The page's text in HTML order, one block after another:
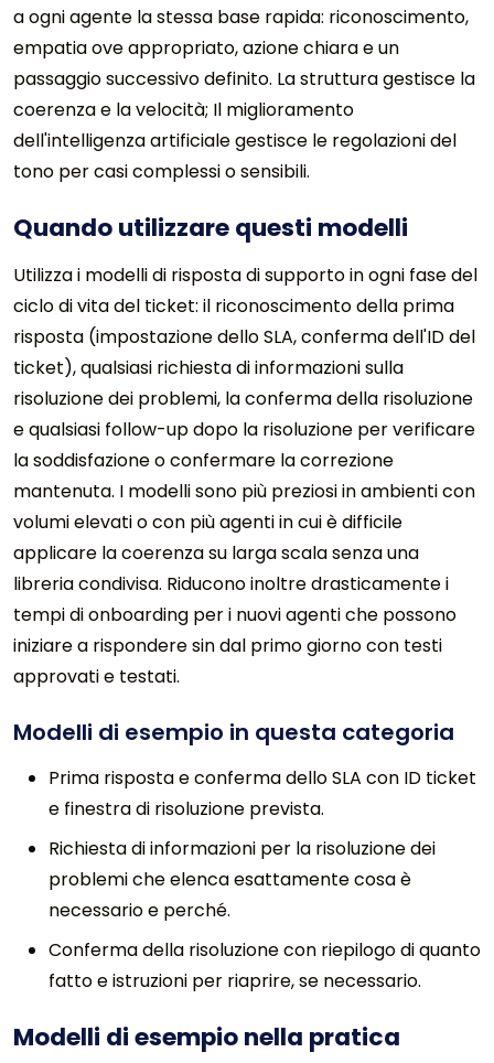
a ogni agente la stessa base rapida: riconoscimento,
empatia ove appropriato, azione chiara e un
passaggio successivo definito. La struttura gestisce la
coerenza e la velocità; Il miglioramento
dell'intelligenza artificiale gestisce le regolazioni del
tono per casi complessi o sensibili.
Quando utilizzare questi modelli
Utilizza i modelli di risposta di supporto in ogni fase del
ciclo di vita del ticket: il riconoscimento della prima
risposta (impostazione dello SLA, conferma dell'ID del
ticket), qualsiasi richiesta di informazioni sulla
risoluzione dei problemi, la conferma della risoluzione
e qualsiasi follow-up dopo la risoluzione per verificare
la soddisfazione o confermare la correzione
mantenuta. I modelli sono più preziosi in ambienti con
volumi elevati o con più agenti in cui è difficile
applicare la coerenza su larga scala senza una
libreria condivisa. Riducono inoltre drasticamente i
tempi di onboarding per i nuovi agenti che possono
iniziare a rispondere sin dal primo giorno con testi
approvati e testati.
Modelli di esempio in questa categoria
Prima risposta e conferma dello SLA con ID ticket
e finestra di risoluzione prevista.
Richiesta di informazioni per la risoluzione dei
problemi che elenca esattamente cosa è
necessario e perché.
Conferma della risoluzione con riepilogo di quanto
fatto e istruzioni per riaprire, se necessario.
Modelli di esempio nella pratica